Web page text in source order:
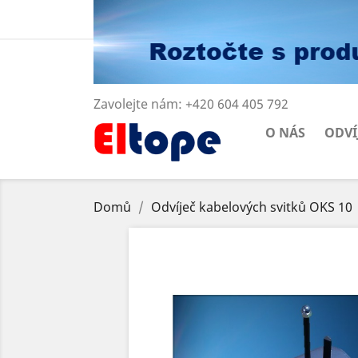
Zavolejte nám: +420 604 405 792
O NÁS
Domů Odvíječ kabelových svitků OKS 10